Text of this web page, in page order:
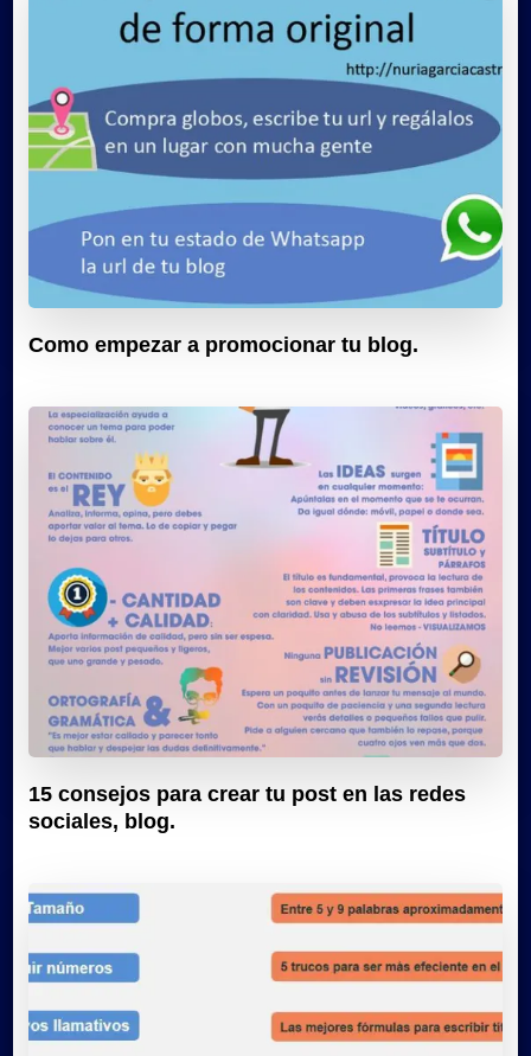
Como empezar a promocionar tu blog.
15 consejos para crear tu post en las redes
sociales, blog.